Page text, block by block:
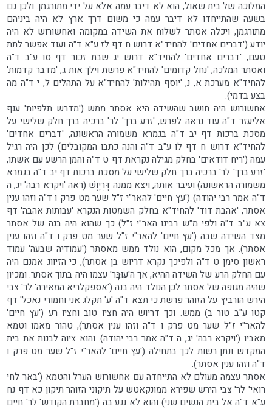
המלוכה של בית שאול, הוא לא דיבר עמה אלא על ידי מתורגמן. ולכן גם
בשעה שהתייחדו לא דיבר עמה כי משום דרך ארץ לא היה ביניהם
מתורגמן, ויכלה אסתר לשלוח את השידה במקומה ואחשורוש לא היה
יודע ('דברים אחדים' להחיד"א דרוש ח דף לז ע"א ד"ה ועוד אפשר לתת
טעם, 'דברים אחדים' להחיד"א דרוש יג שבת זכור דף סו ע"ב ד"ה
ואסתר המלכה, 'נחל קדומים' להחיד"א פרשת וילך אות ג, 'מדבר קדמות'
להחיד"א מערכת א, נ, 'יוסף תהילות' להחיד"א על התהלים ל, י ד"ה מה
בצע בדמי).
אחשורוש היה חושב שהשידה היא אסתר ממש ('מדרש תלפיות' ענף
אליעזר ד"ה עוד נראה לפרש, 'זרע ברך' לר' ברכיה ברך חלק שלישי על
מסכת ברכות דף יב ד"ה בגמרא משמורה הראשונה, 'דברים אחדים'
להחיד"א דרוש ח דף לו ע"ב ד"ה והנה כתבו המקובלים) לכן היה רגיל
עמה ('ריח דודאים' בחלק מגילה נקראת דף ט ד"ה והמן הרשע עם אשתו,
'זרע ברך' לר' ברכיה ברך חלק שלישי על מסכת ברכות דף יב ד"ה בגמרא
משמורה הראשונה) ועיבר אותה, ויצא ממנה דָּרְיָוֶשׁ (ראה 'ויקרא רבה' יג, ה
ד"ה אמר רבי יהודה) ('עץ חיים' להאר"י ז"ל שער מט פרק ו ד"ה וזהו ענין
אסתר, 'אהבת דוד' להחיד"א בחלק השמטות הנקרא 'עבותות אהבה' דף
צא ע"ב ד"ה ולפי מ"ש רבינו האר"י ז"ל) כך שהוא היה בנה של אסתר
מצד השידה שבה ('עץ חיים' להאר"י ז"ל שער מט פרק ו ד"ה וזהו ענין
אסתר). אך מכל מקום, הוא נולד ממש מאסתר ('עמודיה שבעה' עמוד
ראשון סימן ט ד"ה ולפיכך נקרא דריוש בן אסתר), כי הזיווג אמנם היה
עם החלק הרע של השידה ההיא, אך ה'עוּבָּר' עצמו היה בתוך אסתר. ומכיון
שהיה מגופה של אסתר לכן הנולד היה בנה ('אספקלריא המאירה' לר' צבי
הירש הורביץ על הזוהר פרשת כי תצא ד"ה 'ע' תקלג אני וחמורי נאכל' דף
קטו ע"ב טור ב) ממש. וכך דריוש היה חציו טוב וחציו רע ('עץ חיים'
להאר"י ז"ל שער מט פרק ו ד"ה וזהו ענין אסתר), טהור מאמו וטמא
מאביו ('ויקרא רבה' יג, ה ד"ה אמר רבי יהודה). והוא ציוה לבנות את בית
המקדש ונתן רשות לכך בתחילה ('עץ חיים' להאר"י ז"ל שער מט פרק ו
ד"ה וזהו ענין אסתר).
אסתר עצמה מעולם לא התייחדה עם אחשורוש הערל והטמא ('באר לחי
רואי' לר' צבי הירש שפירא ממונקאטש על תיקוני הזוהר תיקון כא דף נח
ע"א ד"ה אל בית הנשים שני) והוא לא נגע בה ('מחברת הקודש' לר' חיים